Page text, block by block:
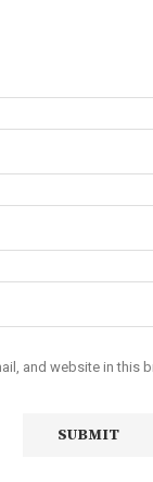
and website in this